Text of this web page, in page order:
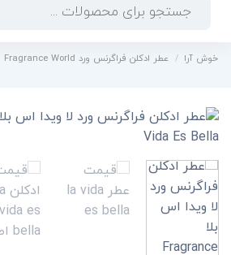
محصولات
خوش آرا / عطر ادکلن فراگرنس ورد Fragrance World